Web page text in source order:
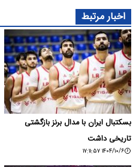
اخبار مرتبط
بسکتبال ایران با مدال برنز بازگشتی
تاریخی داشت
۱۴۰۴/۱۰/۶ ۱۷:۱۱:۵۷